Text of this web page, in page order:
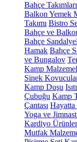
Bahçe Takımları
Balkon Yemek
Takımı Bistro
Bahçe ve
Bahçe
Hamak Bahçe
ve Bungalov
Kamp
Sinek
Kamp Duşu
Çubuğu Kamp
Çantası
Yoga ve
Kardiyo
Mutfak